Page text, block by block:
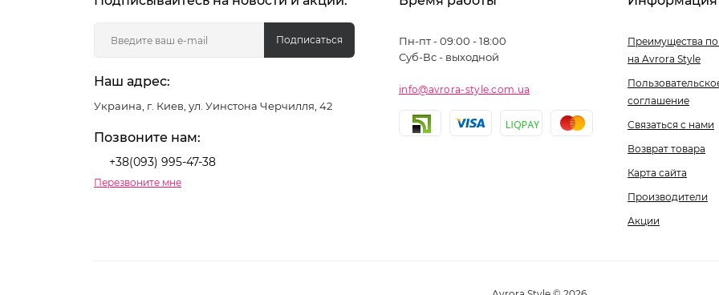
Подписаться
Наш адрес:
Украина, г. Киев, ул. Уинстона Черчилля, 42
Позвоните нам:
+38(093) 995-47-38
Перезвоните мне
Пн-пт - 09:00 - 18:00
Суб-Вс - выходной
info@avrora-style.com.ua
Преимущества
на Avrora Style
соглашение
Связаться с нами
Возврат товара
Карта сайта
Производители
Акции